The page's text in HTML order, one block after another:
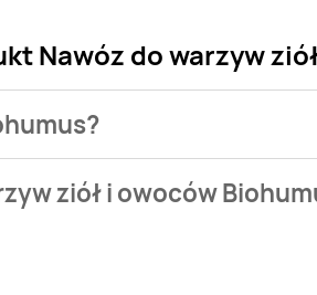
Nawóz do warzyw
ziół i owoców